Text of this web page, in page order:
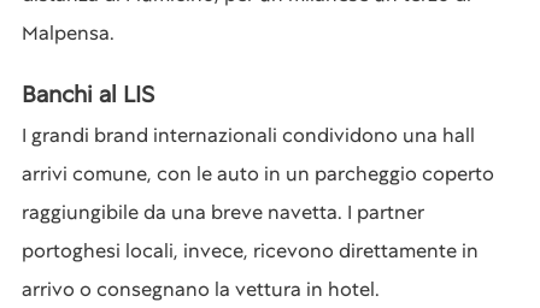
Malpensa.
Banchi al LIS
I grandi brand internazionali condividono una hall
arrivi comune, con le auto in un parcheggio coperto
raggiungibile da una breve navetta. I partner
portoghesi locali, invece, ricevono direttamente in
arrivo o consegnano la vettura in hotel.